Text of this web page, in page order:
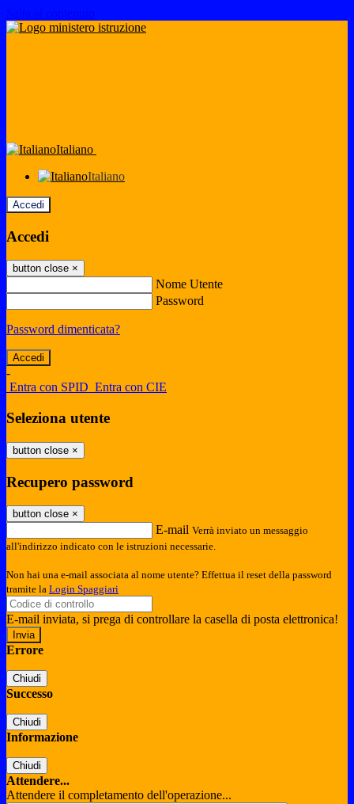
Italiano
Italiano
Accedi
Accedi
button close ×
Nome Utente
Password
Password dimenticata?
-
Entra con SPID Entra con CIE
Seleziona utente
button close ×
Recupero password
button close ×
E-mail Verrà inviato un messaggio
all'indirizzo indicato con le istruzioni necessarie.
Non hai una e-mail associata al nome utente? Effettua il reset della password
tramite la Login Spaggiari
E-mail inviata, si prega di controllare la casella di posta elettronica!
Errore
Chiudi
Successo
Chiudi
Informazione
Chiudi
Attendere...
Attendere il completamento dell'operazione...